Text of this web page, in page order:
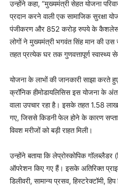
उन्होंने कहा, “मुख्यमंत्री सेहत योजना
प्रदान करने वाली एक सामाजिक सुरक्षा
पंजीकरण और 852 करोड़ रुपये के कैशलेस
लोगों ने मुख्यमंत्री भगवंत सिंह मान की उस
तहत प्रत्येक घर तक गुणवत्तापूर्ण स्वास्थ्य
योजना के लाभों की जानकारी साझा करते
क्रॉनिक हीमोडायलिसिस इस योजना के
वाला उपचार रहा है। इसके तहत 1.58
गए, जिससे किडनी फेल होने के कारण
विवश मरीजों को बड़ी राहत मिली।
उन्होंने बताया कि लेप्रोस्कोपिक
ऑपरेशन किए गए हैं। इसके अतिरिक्त
डिलीवरी, सामान्य प्रसव, हिस्टरेक्टॉमी,